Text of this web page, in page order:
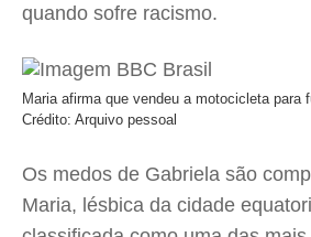
quando sofre racismo.
Maria afirma que vendeu a motocicleta para
Crédito: Arquivo pessoal
Os medos de Gabriela são
Maria, lésbica da cidade